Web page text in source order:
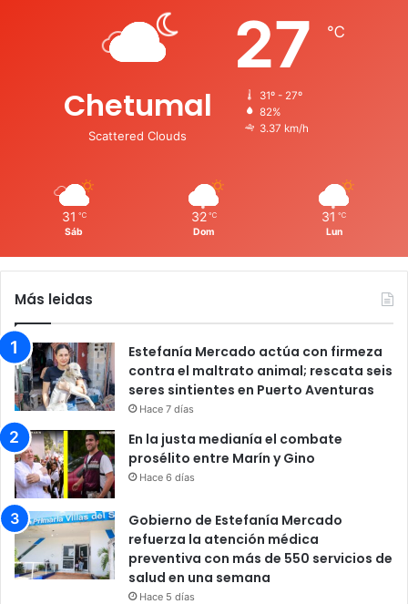
Chetumal
Scattered Clouds
27 ℃
31º - 27º
82%
3.37 km/h
31 ℃
Sáb
32 ℃
Dom
31 ℃
Lun
Más leidas
Estefanía Mercado actúa con firmeza
contra el maltrato animal; rescata seis
seres sintientes en Puerto Aventuras
Hace 7 días
En la justa medianía el combate
prosélito entre Marín y Gino
Hace 6 días
Gobierno de Estefanía Mercado
refuerza la atención médica
preventiva con más de 550 servicios de
salud en una semana
Hace 5 días